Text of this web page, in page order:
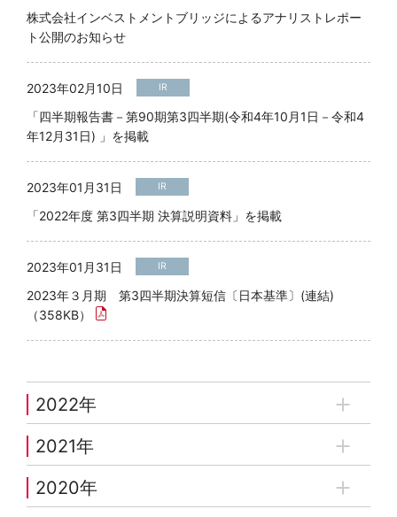
株式会社インベストメントブリッジによるアナリストレポー
ト公開のお知らせ
2023年02月10日 IR
「四半期報告書－第90期第3四半期(令和4年10月1日－令和4
年12月31日) 」を掲載
2023年01月31日 IR
「2022年度 第3四半期 決算説明資料」を掲載
2023年01月31日 IR
2023年３月期 第3四半期決算短信〔日本基準〕(連結)
（358KB）
2022年
2021年
2020年